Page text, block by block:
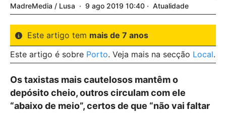
MadreMedia / Lusa 9 ago 2019 10:40 Atualidade
Este artigo tem mais de 7 anos
Este artigo é sobre Porto. Veja mais na secção Local.
Os taxistas mais cautelosos mantêm o
depósito cheio, outros circulam com ele
“abaixo de meio”, certos de que “não vai faltar